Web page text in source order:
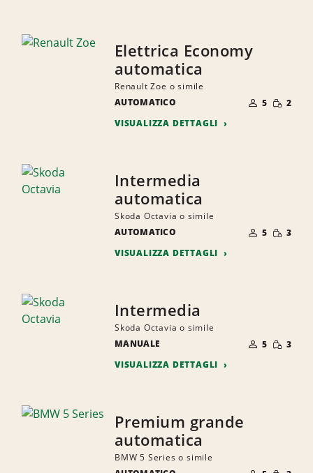
Elettrica Economy
automatica
Renault Zoe o simile
AUTOMATICO
DI
PERSONE
5 RIDOTTA
2
VISUALIZZA DETTAGLI
Intermedia
automatica
Skoda Octavia o simile
AUTOMATICO
DI
PERSONE
5 RIDOTTA
3
VISUALIZZA DETTAGLI
Intermedia
Skoda Octavia o simile
MANUALE
DI
PERSONE
5 RIDOTTA
3
VISUALIZZA DETTAGLI
Premium grande
automatica
BMW 5 Series o simile